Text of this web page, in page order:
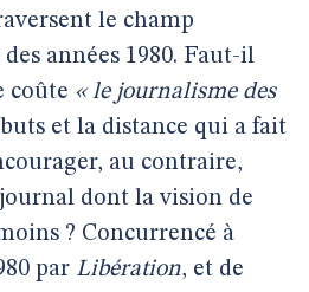
le champ
années 1980. Faut-il
coûte « le journalisme des
et la distance qui a fait
au contraire,
dont la vision de
? Concurrencé à
par Libération, et de